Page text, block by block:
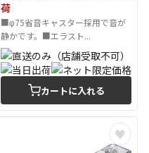
荷
■φ75省音キャスター採用で音が
静かです。■エラスト...
カートに入れる